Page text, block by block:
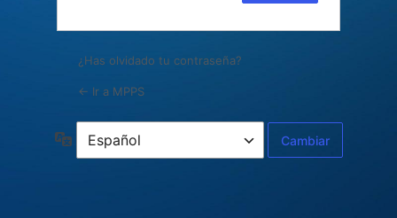
¿Has olvidado tu contraseña?
← Ir a MPPS
Idioma